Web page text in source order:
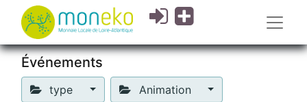
Événements
type Animation